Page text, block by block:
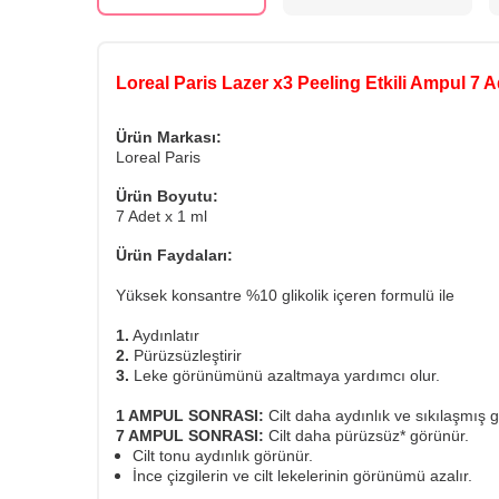
Loreal Paris Lazer x3 Peeling Etkili Ampul 7
Ürün Markası:
Loreal Paris
Ürün Boyutu:
7 Adet x 1 ml
Ürün Faydaları:
Yüksek konsantre %10 glikolik içeren formulü ile
1. Aydınlatır
2. Pürüzsüzleştirir
3. Leke görünümünü azaltmaya yardımcı olur.
1 AMPUL SONRASI: Cilt daha aydınlık ve sıkılaşmış
7 AMPUL SONRASI: Cilt daha pürüzsüz* görünür.
Cilt tonu aydınlık görünür.
İnce çizgilerin ve cilt lekelerinin görünümü azalır.